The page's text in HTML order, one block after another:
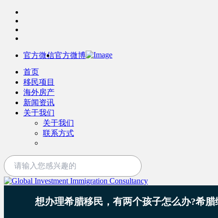
官方微信官方微博
首页
移民项目
海外房产
新闻资讯
关于我们
关于我们
联系方式
想办理希腊移民，有两个孩子怎么办?希腊